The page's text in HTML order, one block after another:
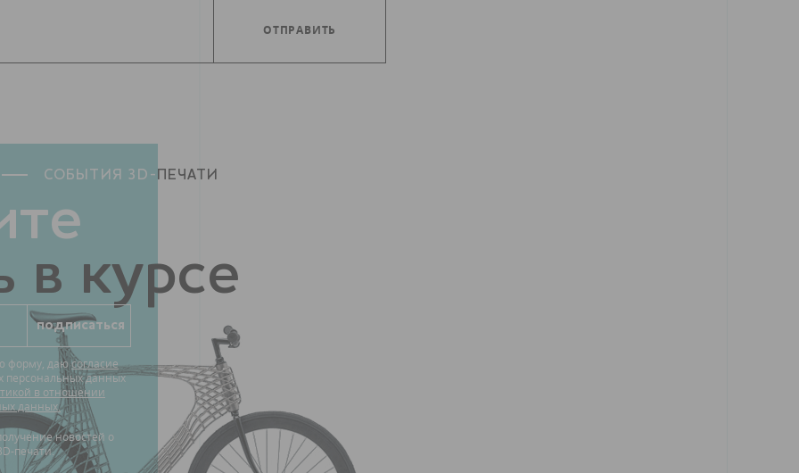
в курсе
СОБЫТИЯ 3D- ПЕЧАТИ
форму, даюсогласие
персональных данных
в отношении
данных.
печати.